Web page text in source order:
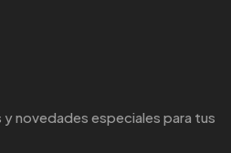
novedades especiales para tus